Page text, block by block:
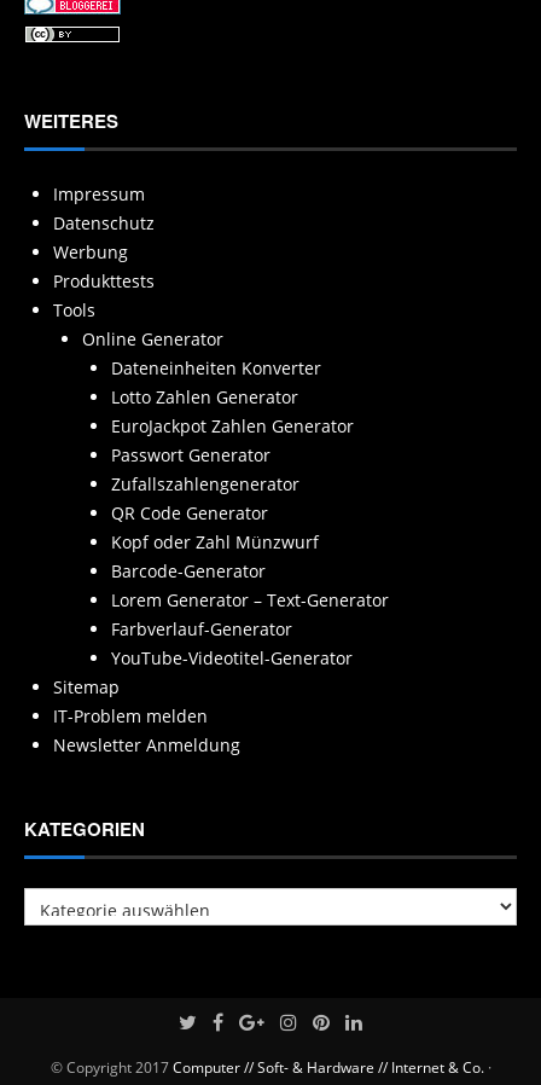
WEITERES
Impressum
Datenschutz
Werbung
Produkttests
Tools
Online Generator
Dateneinheiten Konverter
Lotto Zahlen Generator
EuroJackpot Zahlen Generator
Passwort Generator
Zufallszahlengenerator
QR Code Generator
Kopf oder Zahl Münzwurf
Barcode-Generator
Lorem Generator – Text-Generator
Farbverlauf-Generator
YouTube-Videotitel-Generator
Sitemap
IT-Problem melden
Newsletter Anmeldung
KATEGORIEN
Kategorien
© Copyright 2017Computer // Soft- & Hardware // Internet & Co.·